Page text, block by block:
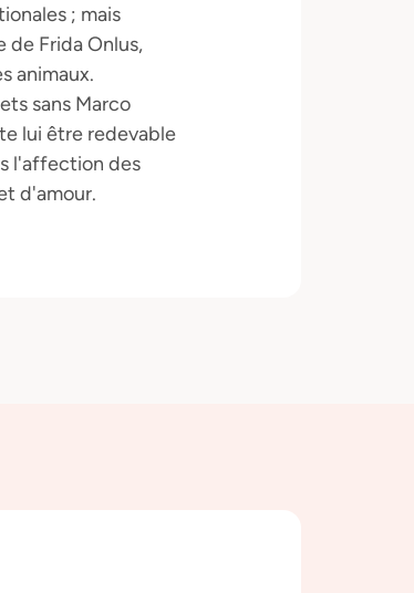
; mais
de Frida Onlus,
animaux.
sans Marco
lui être redevable
l'affection des
d'amour.